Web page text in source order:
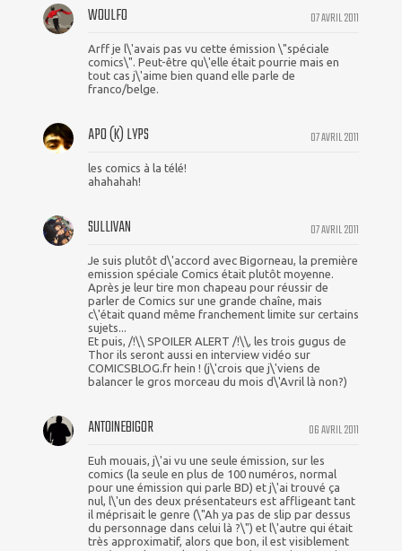
07 AVRIL 2011
WOULFO
Arff je l\'avais pas vu cette émission \"spéciale
comics\". Peut-être qu\'elle était pourrie mais en
tout cas j\'aime bien quand elle parle de
franco/belge.
07 AVRIL 2011
APO (K) LYPS
les comics à la télé!
ahahahah!
07 AVRIL 2011
SULLIVAN
Je suis plutôt d\'accord avec Bigorneau, la première
emission spéciale Comics était plutôt moyenne.
Après je leur tire mon chapeau pour réussir de
parler de Comics sur une grande chaîne, mais
c\'était quand même franchement limite sur certains
sujets...
Et puis, /!\\ SPOILER ALERT /!\\, les trois gugus de
Thor ils seront aussi en interview vidéo sur
COMICSBLOG.fr hein ! (j\'crois que j\'viens de
balancer le gros morceau du mois d\'Avril là non?)
06 AVRIL 2011
ANTOINEBIGOR
Euh mouais, j\'ai vu une seule émission, sur les
comics (la seule en plus de 100 numéros, normal
pour une émission qui parle BD) et j\'ai trouvé ça
nul, l\'un des deux présentateurs est affligeant tant
il méprisait le genre (\"Ah ya pas de slip par dessus
du personnage dans celui là ?\") et l\'autre qui était
très approximatif, alors que bon, il est visiblement